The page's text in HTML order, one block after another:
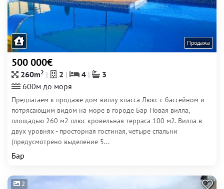
Продажа
500 000€
260m2 2 4
3
600м до моря
Предлагаем к продаже дом-виллу класса Люкс с бассейном и
потрясающим видом на море в городе Бар Новая вилла,
площадью 260 м2 плюс кровельная терраса 100 м2. Вилла в
двух уровнях - просторная гостиная, четыре спальни
(предусмотрено выделение 5...
Бар
2